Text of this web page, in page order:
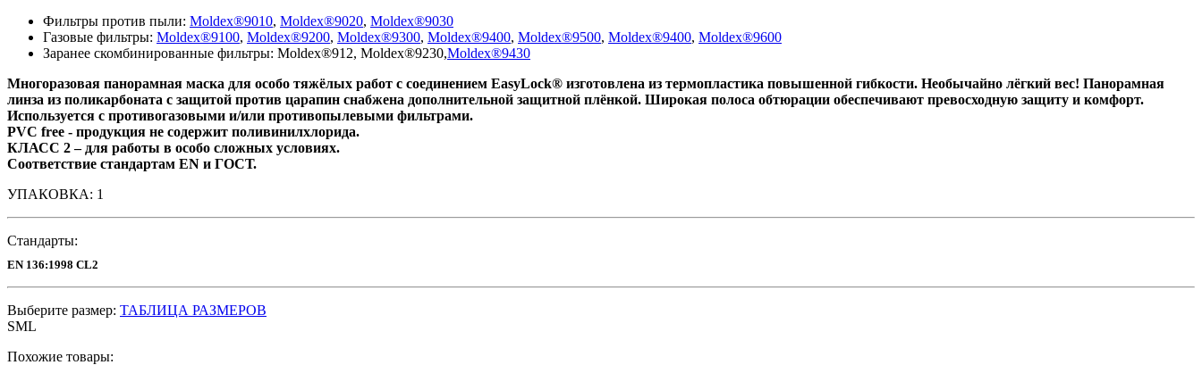
Фильтры против пыли: Moldex®9010, Moldex®9020, Moldex®9030
Газовые фильтры: Moldex®9100, Moldex®9200, Moldex®9300, Moldex®9400, Moldex®9500, Moldex®9400, Moldex®9600
Заранее скомбинированные фильтры: Moldex®912, Moldex®9230,Moldex®9430
Многоразовая панорамная маска для особо тяжёлых работ с соединением EasyLock® изготовлена из термопластика повышенной гибкости. Необычайно лёгкий вес! Панорамная
линза из поликарбоната с защитой против царапин снабжена дополнительной защитной плёнкой. Широкая полоса обтюрации обеспечивают превосходную защиту и комфорт.
Используется с противогазовыми и/или противопылевыми фильтрами.
PVC free - продукция не содержит поливинилхлорида.
КЛАСС 2 – для работы в особо сложных условиях.
Соответствие стандартам EN и ГОСТ.
УПАКОВКА: 1
Стандарты:
EN 136:1998 CL2
Выберите размер: ТАБЛИЦА РАЗМЕРОВ
SML
Похожие товары: